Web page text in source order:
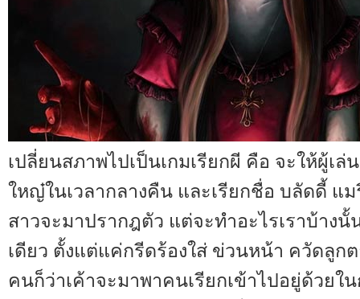
เปลี่ยนสภาพไปเป็นเกมเรียกผี คือ จะให้ผู้เ
ใหญ๋ในเวลากลางคืน และเรียกชื่อ บลัดดี้ แม
สาวจะมาปรากฎตัว แต่จะทำอะไรเราบ้าง
เดียว ตั้งแต่แค่กรีดร้องใส่ ข่วนหน้า ควัดลูก
คนก็ว่าเค้าจะมาพาคนเรียกเข้าไปอยู่ด้วยใ